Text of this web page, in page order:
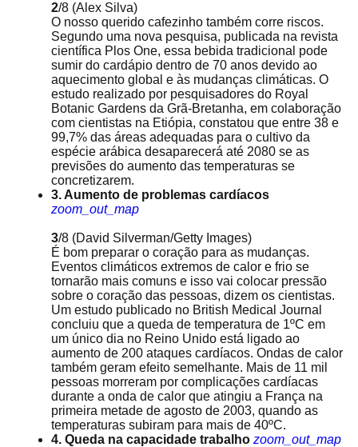
2/8 (Alex Silva)
O nosso querido cafezinho também corre riscos.
Segundo uma nova pesquisa, publicada na revista
científica Plos One, essa bebida tradicional pode
sumir do cardápio dentro de 70 anos devido ao
aquecimento global e às mudanças climáticas. O
estudo realizado por pesquisadores do Royal
Botanic Gardens da Grã-Bretanha, em colaboração
com cientistas na Etiópia, constatou que entre 38 e
99,7% das áreas adequadas para o cultivo da
espécie arábica desaparecerá até 2080 se as
previsões do aumento das temperaturas se
concretizarem.
3. Aumento de problemas cardíacos
zoom_out_map
3/8 (David Silverman/Getty Images)
É bom preparar o coração para as mudanças.
Eventos climáticos extremos de calor e frio se
tornarão mais comuns e isso vai colocar pressão
sobre o coração das pessoas, dizem os cientistas.
Um estudo publicado no British Medical Journal
concluiu que a queda de temperatura de 1ºC em
um único dia no Reino Unido está ligado ao
aumento de 200 ataques cardíacos. Ondas de calor
também geram efeito semelhante. Mais de 11 mil
pessoas morreram por complicações cardíacas
durante a onda de calor que atingiu a França na
primeira metade de agosto de 2003, quando as
temperaturas subiram para mais de 40ºC.
4. Queda na capacidade trabalho zoom_out_map